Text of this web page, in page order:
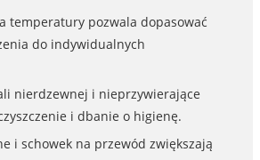
temperatury pozwala dopasować
do indywidualnych
nierdzewnej i nieprzywierające
i dbanie o higienę.
i schowek na przewód zwiększają